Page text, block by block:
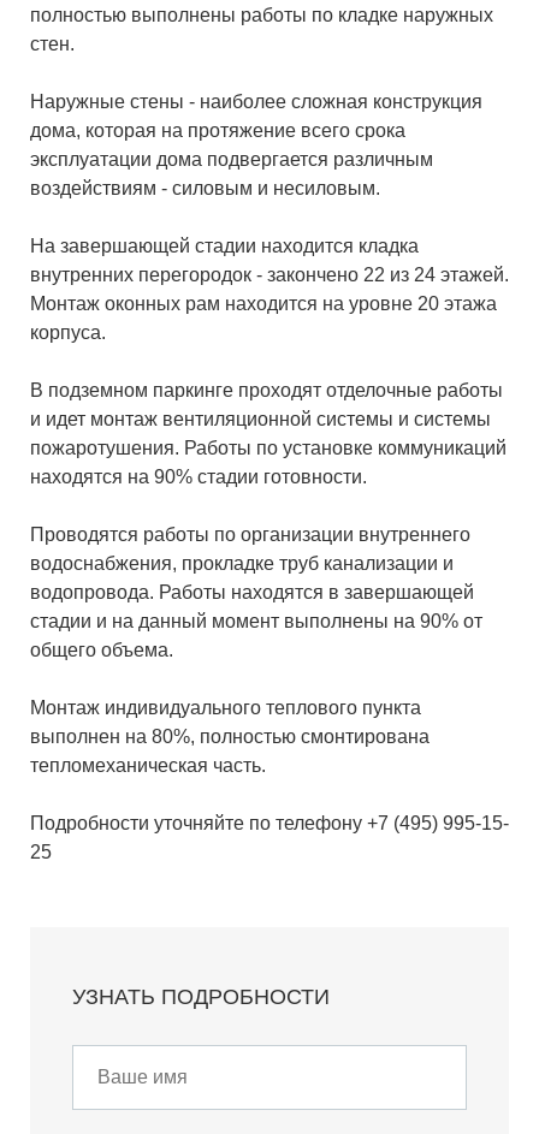
полностью выполнены работы по кладке наружных
стен.
Наружные стены - наиболее сложная конструкция
дома, которая на протяжение всего срока
эксплуатации дома подвергается различным
воздействиям - силовым и несиловым.
На завершающей стадии находится кладка
внутренних перегородок - закончено 22 из 24 этажей.
Монтаж оконных рам находится на уровне 20 этажа
корпуса.
В подземном паркинге проходят отделочные работы
и идет монтаж вентиляционной системы и системы
пожаротушения. Работы по установке коммуникаций
находятся на 90% стадии готовности.
Проводятся работы по организации внутреннего
водоснабжения, прокладке труб канализации и
водопровода. Работы находятся в завершающей
стадии и на данный момент выполнены на 90% от
общего объема.
Монтаж индивидуального теплового пункта
выполнен на 80%, полностью смонтирована
тепломеханическая часть.
Подробности уточняйте по телефону +7 (495) 995-15-
25
УЗНАТЬ ПОДРОБНОСТИ